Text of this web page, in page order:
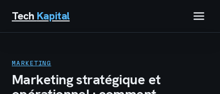
Tech Kapital
MARKETING
Marketing stratégique et